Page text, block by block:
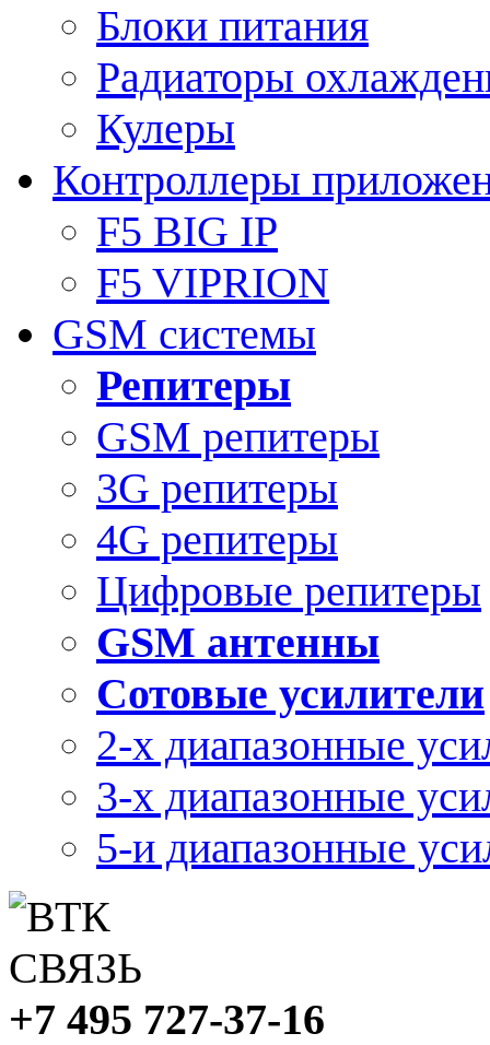
Блоки питания
Радиаторы
Кулеры
Контроллеры
F5 BIG IP
F5 VIPRION
GSM системы
Репитеры
GSM репитеры
3G репитеры
4G репитеры
Цифровые репитеры
GSM антенны
Сотовые усилители
2-х диапазонные
3-х диапазонные
5-и диапазонные
+7 495 727-37-16